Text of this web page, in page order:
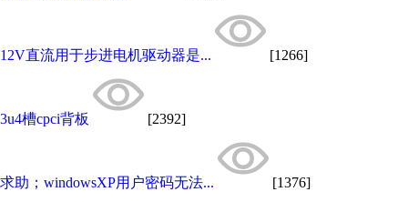
12V直流用于步进电机驱动器是... [1266]
3u4槽cpci背板 [2392]
求助；windowsXP用户密码无法... [1376]